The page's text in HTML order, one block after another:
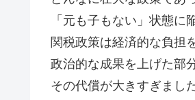
「元も子もない」状態に
関税政策は経済的な負担
政治的な成果を上げた部
その代償が大きすぎました